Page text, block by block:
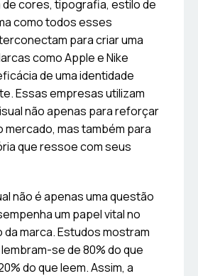
de cores, tipografia, estilo de
como todos esses
para criar uma
como Apple e Nike
de uma identidade
Essas empresas utilizam
não apenas para reforçar
mercado, mas também para
que ressoe com seus
não é apenas uma questão
um papel vital no
marca. Estudos mostram
se de 80% do que
do que leem. Assim, a